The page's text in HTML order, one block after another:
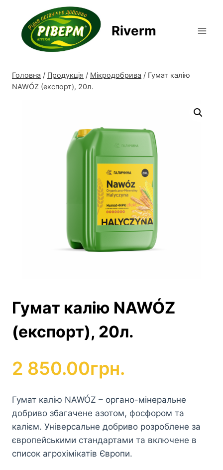
вмісту
Riverm
Головна / Продукція / Мікродобрива / Гумат калію
NAWÓZ (експорт), 20л.
Гумат калію NAWÓZ
(експорт), 20л.
2 850.00грн.
Гумат калію NAWÓZ – органо-мінеральне
добриво збагачене азотом, фосфором та
калієм. Універсальне добриво розроблене за
європейськими стандартами та включене в
список агрохімікатів Європи.